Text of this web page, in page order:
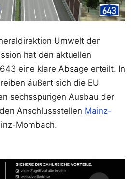
Umwelt der
hat den aktuellen
eine klare Absage erteilt. In
äußert sich die EU
sechsspurigen Ausbau der
Anschlussstellen Mainz-
Mombach.